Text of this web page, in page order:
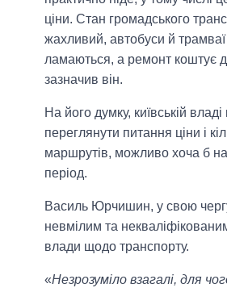
ціни. Стан громадського
жахливий, автобуси й трамваї
ламаються, а ремонт коштує
зазначив він.
На його думку, київській
переглянути питання ціни і
маршрутів, можливо хоча б
період.
Василь Юрчишин, у свою
невмілим та
влади щодо транспорту.
«Незрозуміло взагалі, для